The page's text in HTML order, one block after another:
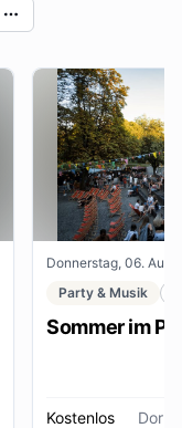
Donnerstag, 06. Aug.
Party & Musik
Sommer im
Kostenlos